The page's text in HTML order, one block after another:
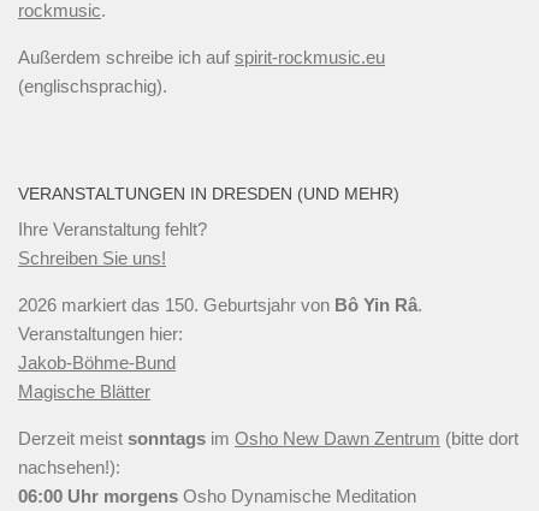
rockmusic.
Außerdem schreibe ich auf spirit-rockmusic.eu
(englischsprachig).
VERANSTALTUNGEN IN DRESDEN (UND MEHR)
Ihre Veranstaltung fehlt?
Schreiben Sie uns!
2026 markiert das 150. Geburtsjahr von Bô Yin Râ.
Veranstaltungen hier:
Jakob-Böhme-Bund
Magische Blätter
Derzeit meist sonntags im Osho New Dawn Zentrum (bitte dort
nachsehen!):
06:00 Uhr morgens Osho Dynamische Meditation